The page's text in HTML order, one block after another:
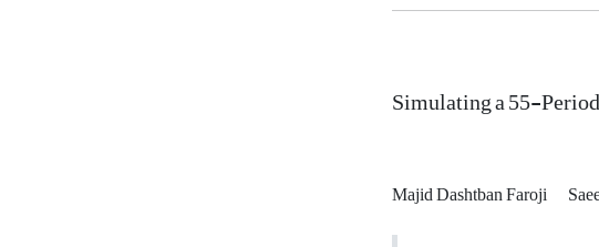
Simulating a 55-
Majid Dashtban Faroji